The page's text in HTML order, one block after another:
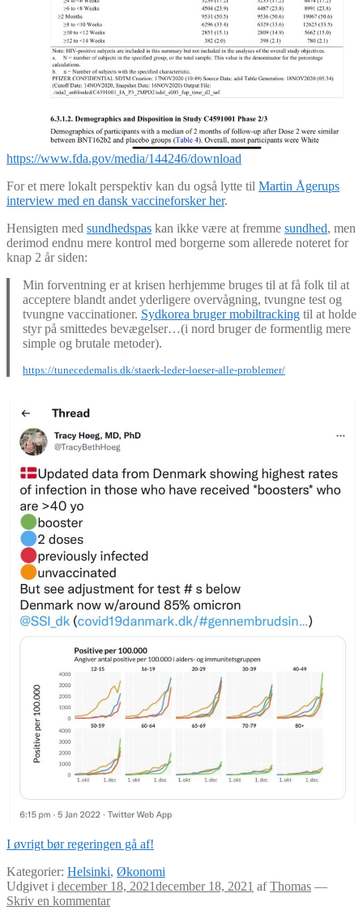
https://www.fda.gov/media/144246/download
For et mere lokalt perspektiv kan du også lytte til Martin Ågerups
interview med en dansk vaccineforsker her.
Hensigten med sundhedspas kan ikke være at fremme sundhed, men
derimod endnu mere kontrol med borgerne som allerede noteret for
knap 2 år siden:
Min forventning er at krisen herhjemme bruges til at få folk til at
acceptere blandt andet yderligere overvågning, tvungne test og
tvungne vaccinationer. Sydkorea bruger mobiltracking til at holde
styr på smittedes bevægelser…(i nord bruger de formentlig mere
simple og brutale metoder).
https://tunecedemalis.dk/staerk-leder-loeser-alle-problemer/
I øvrigt bør regeringen gå af!
Kategorier: Helsinki, Økonomi
Udgivet i december 18, 2021december 18, 2021 afThomas —
Skriv en kommentar